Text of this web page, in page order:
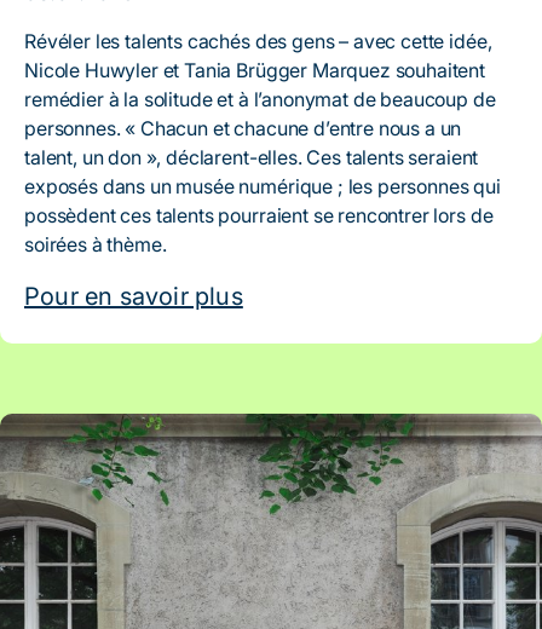
Révéler les talents cachés des gens – avec cette idée,
Nicole Huwyler et Tania Brügger Marquez souhaitent
remédier à la solitude et à l’anonymat de beaucoup de
personnes. « Chacun et chacune d’entre nous a un
talent, un don », déclarent-elles. Ces talents seraient
exposés dans un musée numérique ; les personnes qui
possèdent ces talents pourraient se rencontrer lors de
soirées à thème.
Pour en savoir plus
Artikel: Village éducatif de Zollikofen –